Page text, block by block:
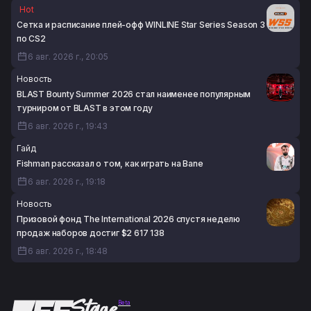
Hot
Сетка и расписание плей-офф WINLINE Star Series Season 3
по CS2
6 авг. 2026 г., 20:05
Новость
BLAST Bounty Summer 2026 стал наименее популярным
турниром от BLAST в этом году
6 авг. 2026 г., 19:43
Гайд
Fishman рассказал о том, как играть на Bane
6 авг. 2026 г., 19:18
Новость
Призовой фонд The International 2026 спустя неделю
продаж наборов достиг $2 617 138
6 авг. 2026 г., 18:48
Beta